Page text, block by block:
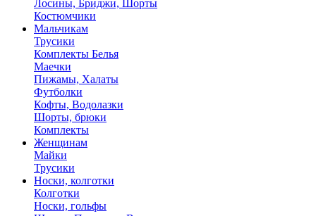
Лосины, Бриджи, Шорты
Костюмчики
Мальчикам
Трусики
Комплекты Белья
Маечки
Пижамы, Халаты
Футболки
Кофты, Водолазки
Шорты, брюки
Комплекты
Женщинам
Майки
Трусики
Носки, колготки
Колготки
Носки, гольфы